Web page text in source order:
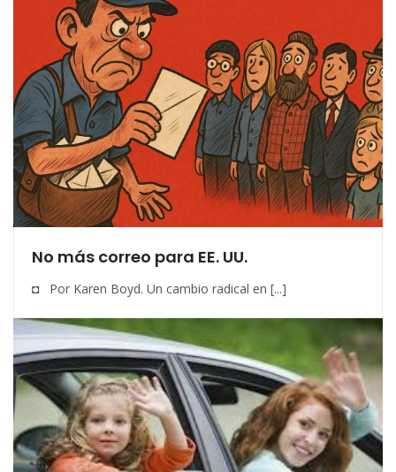
No más correo para EE. UU.
◘ Por Karen Boyd. Un cambio radical en [...]